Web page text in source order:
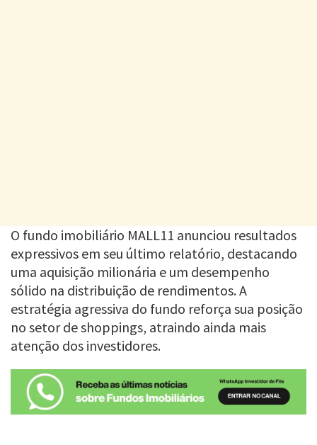
O fundo imobiliário MALL11 anunciou resultados
expressivos em seu último relatório, destacando
uma aquisição milionária e um desempenho
sólido na distribuição de rendimentos. A
estratégia agressiva do fundo reforça sua posição
no setor de shoppings, atraindo ainda mais
atenção dos investidores.